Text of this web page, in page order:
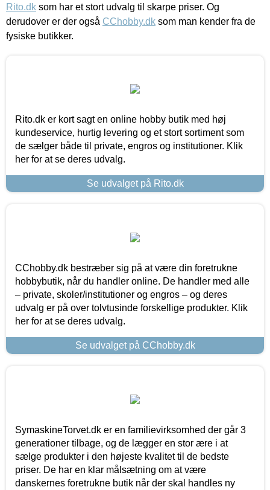
Rito.dk som har et stort udvalg til skarpe priser. Og
derudover er der også CChobby.dk som man kender fra de
fysiske butikker.
Rito.dk er kort sagt en online hobby butik med høj
kundeservice, hurtig levering og et stort sortiment som
de sælger både til private, engros og institutioner. Klik
her for at se deres udvalg.
Se udvalget på Rito.dk
CChobby.dk bestræber sig på at være din foretrukne
hobbybutik, når du handler online. De handler med alle
– private, skoler/institutioner og engros – og deres
udvalg er på over tolvtusinde forskellige produkter. Klik
her for at se deres udvalg.
Se udvalget på CChobby.dk
SymaskineTorvet.dk er en familievirksomhed der går 3
generationer tilbage, og de lægger en stor ære i at
sælge produkter i den højeste kvalitet til de bedste
priser. De har en klar målsætning om at være
danskernes foretrukne butik når der skal handles ny